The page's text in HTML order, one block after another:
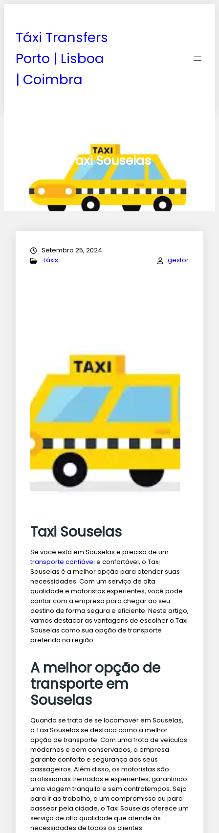
Táxi Transfers
Porto | Lisboa
| Coimbra
Taxi Souselas
Setembro 25, 2024
Táxis
gestor
Taxi Souselas
Se você está em Souselas e precisa de um
transporte confiável e confortável, o Taxi
Souselas é a melhor opção para atender suas
necessidades. Com um serviço de alta
qualidade e motoristas experientes, você pode
contar com a empresa para chegar ao seu
destino de forma segura e eficiente. Neste artigo,
vamos destacar as vantagens de escolher o Taxi
Souselas como sua opção de transporte
preferida na região.
A melhor opção de
transporte em
Souselas
Quando se trata de se locomover em Souselas,
o Taxi Souselas se destaca como a melhor
opção de transporte. Com uma frota de veículos
modernos e bem conservados, a empresa
garante conforto e segurança aos seus
passageiros. Além disso, os motoristas são
profissionais treinados e experientes, garantindo
uma viagem tranquila e sem contratempos. Seja
para ir ao trabalho, a um compromisso ou para
passear pela cidade, o Taxi Souselas oferece um
serviço de alta qualidade que atende às
necessidades de todos os clientes.